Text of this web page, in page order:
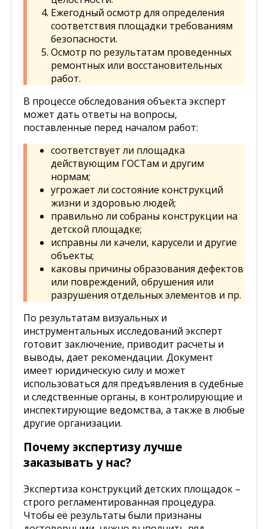
Ежегодный осмотр для определения
соответствия площадки требованиям
безопасности.
Осмотр по результатам проведенных
ремонтных или восстановительных
работ.
В процессе обследования объекта эксперт
может дать ответы на вопросы,
поставленные перед началом работ:
соответствует ли площадка
действующим ГОСТам и другим
нормам;
угрожает ли состояние конструкций
жизни и здоровью людей;
правильно ли собраны конструкции на
детской площадке;
исправны ли качели, карусели и другие
объекты;
каковы причины образования дефектов
или повреждений, обрушения или
разрушения отдельных элементов и пр.
По результатам визуальных и
инструментальных исследований эксперт
готовит заключение, приводит расчеты и
выводы, дает рекомендации. Документ
имеет юридическую силу и может
использоваться для предъявления в судебные
и следственные органы, в контролирующие и
инспектирующие ведомства, а также в любые
другие организации.
Почему экспертизу лучше
заказывать у нас?
Экспертиза конструкций детских площадок –
строго регламентированная процедура.
Чтобы её результаты были признаны